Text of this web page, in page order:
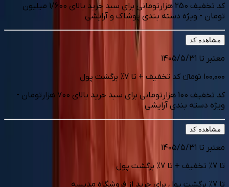
کد تخفیف 250 هزارتومانی برای سبد خرید بالای 1/600 میلیون
تومان - ویژه دسته بندی پوشاک و آرایشی
مشاهده کد
معتبر تا ۱۴۰۵/۵/۳۱
۱۰۰٬۰۰۰ تومانء کد تخفیف + تا 7
% برگشت پول
کد تخفیف 100 هزارتومانی برای سبد خرید بالای 700 هزارتومان -
ویژه دسته بندی آرایشی
مشاهده کد
معتبر تا ۱۴۰۵/۵/۳۱
تا 7% تخفیف + تا 7
% برگشت پول
تا 7% برگشت پول برای خرید از فروشگاه مدیسه